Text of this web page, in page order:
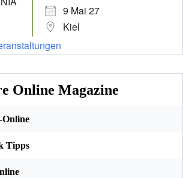
9 Mai 27
Kiel
Online Magazine
Online
Tipps